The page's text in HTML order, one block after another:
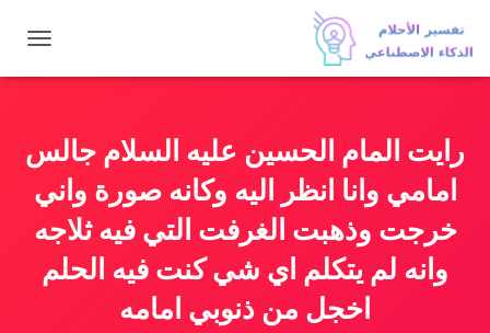
ب
ا
ت
ق
رايت المام الحسين عليه السلام جالس
امامي وانا انظر اليه وكانه صورة واني
خرجت وذهبت الغرفت التي فيه ثلاجه
وانه لم يتكلم اي شي كنت فيه الحلم
اخجل من ذنوبي امامه